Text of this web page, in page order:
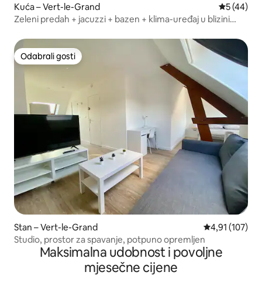
Kuća – Vert-le-Grand Prosječna
5 (44)
Zeleni predah + jacuzzi + bazen + klima-uređaj u blizini
Odabrali gosti
Odabrali gosti
Stan – Vert-le-Grand Prosječna
4,91 (107)
Studio, prostor za spavanje, potpuno opremljen
Maksimalna udobnost i povoljne
mjesečne cijene